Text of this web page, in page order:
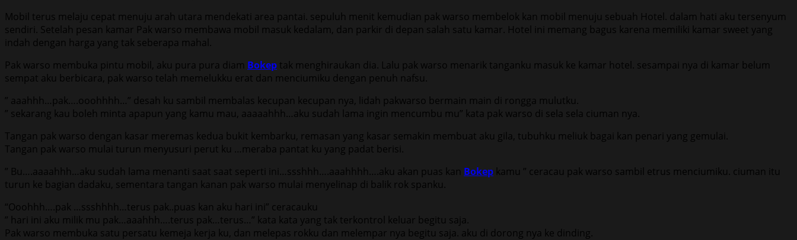
Mobil terus melaju cepat menuju arah utara mendekati area pantai. sepuluh menit kemudian pak warso membelok kan mobil menuju sebuah Hotel. dalam hati aku tersenyum
sendiri. Setelah pesan kamar Pak warso membawa mobil masuk kedalam, dan parkir di depan salah satu kamar. Hotel ini memang bagus karena memiliki kamar sweet yang
indah dengan harga yang tak seberapa mahal.
Pak warso membuka pintu mobil, aku pura pura diam Bokep tak menghiraukan dia. Lalu pak warso menarik tanganku masuk ke kamar hotel. sesampai nya di kamar belum
sempat aku berbicara, pak warso telah memelukku erat dan menciumiku dengan penuh nafsu.
” aaahhh…pak….ooohhhh…” desah ku sambil membalas kecupan kecupan nya, lidah pakwarso bermain main di rongga mulutku.
” sekarang kau boleh minta apapun yang kamu mau, aaaaahhh…aku sudah lama ingin mencumbu mu” kata pak warso di sela sela ciuman nya.
Tangan pak warso dengan kasar meremas kedua bukit kembarku, remasan yang kasar semakin membuat aku gila, tubuhku meliuk bagai kan penari yang gemulai.
Tangan pak warso mulai turun menyusuri perut ku …meraba pantat ku yang padat berisi.
” Bu….aaaahhh…aku sudah lama menanti saat saat seperti ini…ssshhh….aaahhhh….aku akan puas kan Bokep kamu ” ceracau pak warso sambil etrus menciumiku. ciuman itu
turun ke bagian dadaku, sementara tangan kanan pak warso mulai menyelinap di balik rok spanku.
“Ooohhh….pak …ssshhhh…terus pak..puas kan aku hari ini” ceracauku
” hari ini aku milik mu pak…aaahhh….terus pak…terus…” kata kata yang tak terkontrol keluar begitu saja.
Pak warso membuka satu persatu kemeja kerja ku, dan melepas rokku dan melempar nya begitu saja. aku di dorong nya ke dinding.